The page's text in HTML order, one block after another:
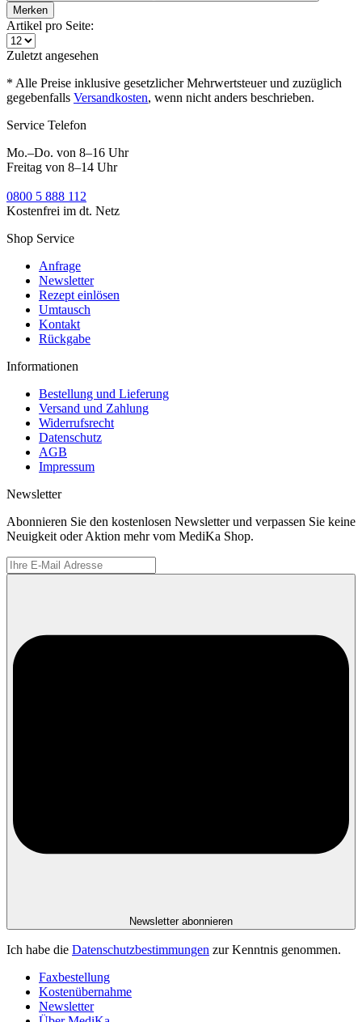
Merken
Artikel pro Seite:
Zuletzt angesehen
* Alle Preise inklusive gesetzlicher Mehrwertsteuer und zuzüglich
gegebenfalls Versandkosten, wenn nicht anders beschrieben.
Service Telefon
Mo.–Do. von 8–16 Uhr
Freitag von 8–14 Uhr
0800 5 888 112
Kostenfrei im dt. Netz
Shop Service
Anfrage
Newsletter
Rezept einlösen
Umtausch
Kontakt
Rückgabe
Informationen
Bestellung und Lieferung
Versand und Zahlung
Widerrufsrecht
Datenschutz
AGB
Impressum
Newsletter
Abonnieren Sie den kostenlosen Newsletter und verpassen Sie keine
Neuigkeit oder Aktion mehr vom MediKa Shop.
Newsletter abonnieren
Ich habe die Datenschutzbestimmungen zur Kenntnis genommen.
Faxbestellung
Kostenübernahme
Newsletter